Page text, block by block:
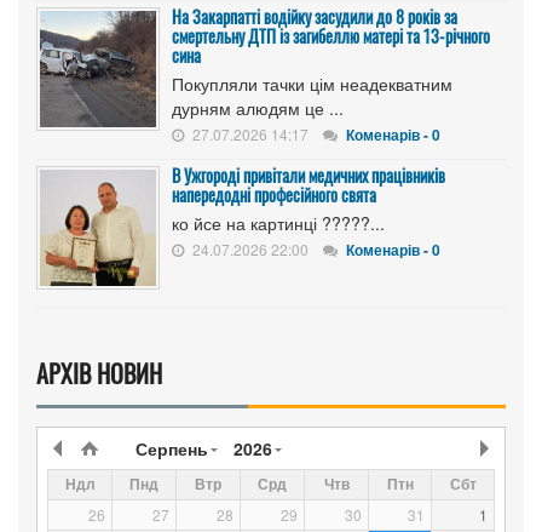
На Закарпатті водійку засудили до 8 років за
смертельну ДТП із загибеллю матері та 13-річного
сина
Покупляли тачки цім неадекватним
дурням алюдям це ...
27.07.2026 14:17 Коменарів - 0
В Ужгороді привітали медичних працівників
напередодні професійного свята
ко йсе на картинці ?????...
24.07.2026 22:00 Коменарів - 0
АРХІВ НОВИН
Серпень 2026
Ндл Пнд Втр Срд Чтв Птн Сбт
26 27 28 29 30 31
1